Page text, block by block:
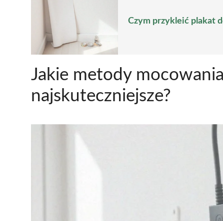
Czym przykleić plakat
Jakie metody
najskuteczniejsze?